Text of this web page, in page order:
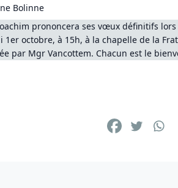
Bolinne
prononcera ses vœux définitifs
1er octobre, à 15h, à la chapelle de la
par Mgr Vancottem. Chacun est le